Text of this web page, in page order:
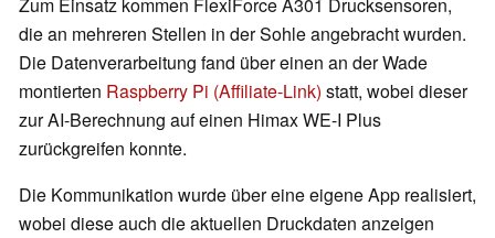
die an mehreren Stellen in der Sohle angebracht wurden.
Die Datenverarbeitung fand über einen an der Wade
montierten Raspberry Pi (Affiliate-Link) statt, wobei dieser
zur AI-Berechnung auf einen Himax WE-I Plus
zurückgreifen konnte.
Die Kommunikation wurde über eine eigene App realisiert,
wobei diese auch die aktuellen Druckdaten anzeigen